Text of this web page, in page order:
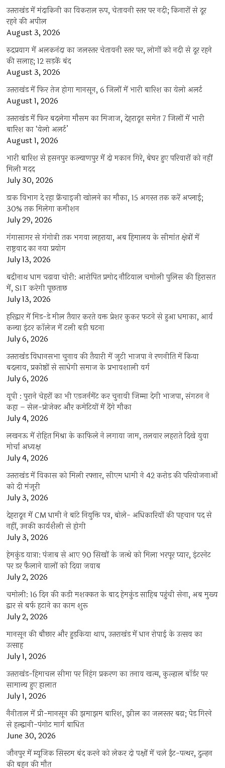
उत्तराखंड में मंदाकिनी का विकराल रूप, चेतावनी स्तर पर नदी; किनारों से दूर
रहने की अपील
August 3, 2026
रुद्रप्रयाग में अलकनंदा का जलस्तर चेतावनी स्तर पर, लोगों को नदी से दूर रहने
की सलाह; 12 सड़कें बंद
August 3, 2026
उत्तराखंड में फिर तेज होगा मानसून, 6 जिलों में भारी बारिश का येलो अलर्ट
August 1, 2026
उत्तराखंड में फिर बदलेगा मौसम का मिजाज, देहरादून समेत 7 जिलों में भारी
बारिश का ‘येलो अलर्ट’
August 1, 2026
भारी बारिश से हसनपुर कल्याणपुर में दो मकान गिरे, बेघर हुए परिवारों को नहीं
मिली मदद
July 30, 2026
डाक विभाग दे रहा फ्रेंचाइजी खोलने का मौका, 15 अगस्त तक करें अप्लाई;
30% तक मिलेगा कमीशन
July 29, 2026
गंगासागर से गंगोत्री तक भगवा लहराया, अब हिमालय के सीमांत क्षेत्रों में
राष्ट्रवाद का नया प्रयोग
July 13, 2026
बद्रीनाथ धाम चढ़ावा चोरी: आरोपित प्रमोद नौटियाल चमोली पुलिस की हिरासत
में, SIT करेगी पूछताछ
July 13, 2026
हरिद्वार में मिड-डे मील तैयार करते वक्त प्रेशर कुकर फटने से हुआ धमाका, आर्य
कन्या इंटर कॉलेज में टली बड़ी घटना
July 6, 2026
उत्तराखंंड विधानसभा चुनाव की तैयारी में जुटी भाजपा ने रणनीति में किया
बदलाव, प्रकोष्ठों से साधेगी समाज के प्रभावशाली वर्ग
July 6, 2026
यूपी : पुराने चेहरों का भी एडजर्नमेंट कर चुनावी जिम्मा देगी भाजपा, संगठन ने
कहा – सेल-प्रोजेक्ट और कमेटियों में देंगे मौका
July 4, 2026
लखनऊ में रोहित मिश्रा के काफिले ने लगाया जाम, तलवार लहराते दिखे युवा
मोर्चा अध्यक्ष
July 4, 2026
उत्तराखंड में विकास को मिली रफ्तार, सीएम धामी ने 42 करोड़ की परियोजनाओं
को दी मंजूरी
July 3, 2026
देहरादून में CM धामी ने बांटे नियुक्ति पत्र, बोले- अधिकारियों की पहचान पद से
नहीं, उनकी कार्यशैली से होगी
July 3, 2026
हेमकुंड यात्रा: पंजाब से आए 90 सिखों के जत्थे को मिला भरपूर प्यार, इंटरनेट
पर डर फैलाने वालों को दिया जवाब
July 2, 2026
चमोली: 16 दिन की कड़ी मशक्कत के बाद हेमकुंड साहिब पहुंची सेना, अब मुख्य
द्वार से बर्फ हटाने का काम शुरू
July 2, 2026
मानसून की बौछार और हुड़किया थाप, उत्तराखंड में धान रोपाई के उत्सव का
उत्साह
July 1, 2026
उत्तराखंड-हिमाचल सीमा पर निहंग प्रकरण का तनाव खत्म, कुल्हाल बॉर्डर पर
सामान्य हुए हालात
July 1, 2026
नैनीताल में प्री-मानसून की झमाझम बारिश, झील का जलस्तर बढ़ा; पेड़ गिरने
से हल्द्वानी-पंगोट मार्ग बाधित
June 30, 2026
जौनपुर में म्यूजिक सिस्टम बंद करने को लेकर दो पक्षों में चले ईंट-पत्थर, दुल्हन
की बहन की मौत